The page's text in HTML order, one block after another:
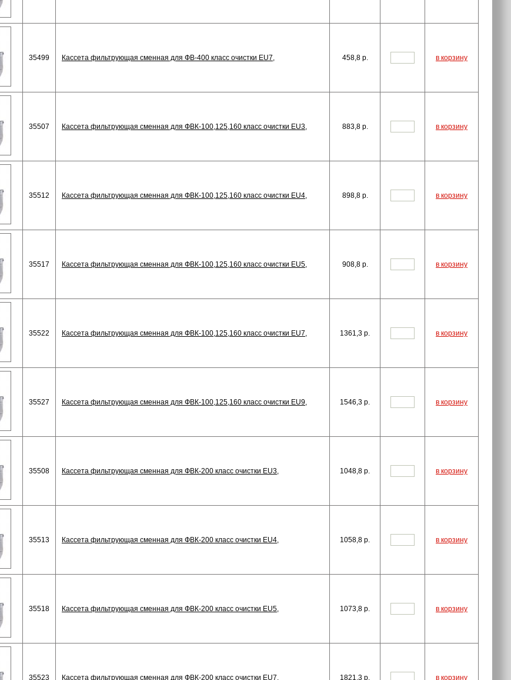
35499 Кассета фильтрующая сменная для ФВ-400 класс очистки EU7, 458,8p. в корзину
35507 Кассета фильтрующая сменная для ФВК-100,125,160 класс очистки EU3, 883,8p. в корзину
35512 Кассета фильтрующая сменная для ФВК-100,125,160 класс очистки EU4, 898,8p. в корзину
35517 Кассета фильтрующая сменная для ФВК-100,125,160 класс очистки EU5, 908,8p. в корзину
35522 Кассета фильтрующая сменная для ФВК-100,125,160 класс очистки EU7, 1361,3 p. в корзину
35527 Кассета фильтрующая сменная для ФВК-100,125,160 класс очистки EU9, 1546,3 p. в корзину
35508 Кассета фильтрующая сменная для ФВК-200 класс очистки EU3, 1048,8 p. в корзину
35513 Кассета фильтрующая сменная для ФВК-200 класс очистки EU4, 1058,8 p. в корзину
35518 Кассета фильтрующая сменная для ФВК-200 класс очистки EU5, 1073,8 p. в корзину
35523 Кассета фильтрующая сменная для ФВК-200 класс очистки EU7, 1821,3 p. в корзину